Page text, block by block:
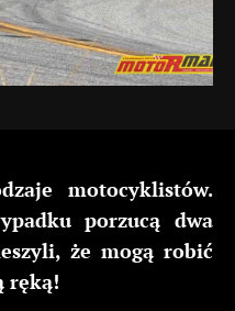
motocyklistów.
porzucą dwa
że mogą robić
ręką!